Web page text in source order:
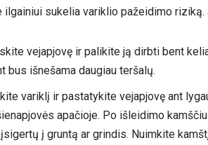
ilgainiui sukelia variklio pažeidimo
vejapjovę ir palikite ją dirbti bent
bus išnešama daugiau teršalų.
variklį ir pastatykite vejapjovę ant
apačioje. Po išleidimo
į gruntą ar grindis. Nuimkite